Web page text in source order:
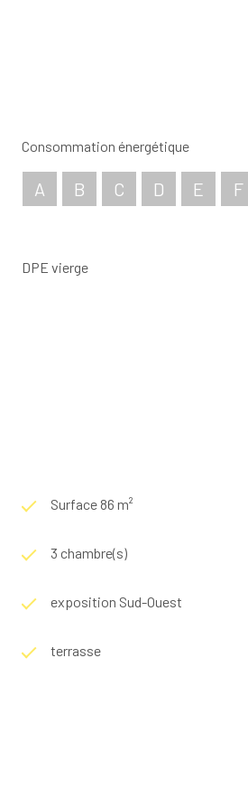
Consommation énergétique
A B C D E F
DPE vierge
Surface 86 m²
3 chambre(s)
exposition Sud-Ouest
terrasse